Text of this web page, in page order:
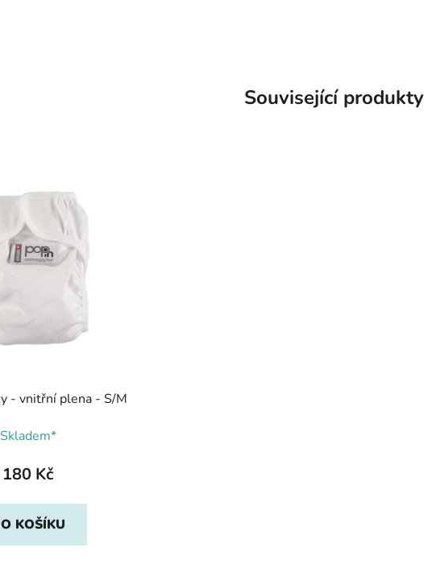
Související produkty
- vnitřní plena - S/M
Skladem*
180 Kč
KOŠÍKU